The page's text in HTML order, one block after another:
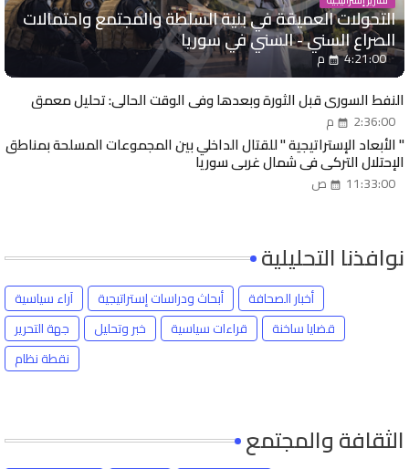
التحولات العميقة في بنية السلطة والمجتمع واحتمالات
الصراع السني - السني في سوريا
4:21:00 م
النفط السوري قبل الثورة وبعدها وفي الوقت الحالي: تحليل معمق
2:36:00 م
" الأبعاد الإستراتيجية " للقتال الداخلي بين المجموعات المسلحة بمناطق
الإحتلال التركي في شمال غربي سوريا
11:33:00 ص
نوافذنا التحليلية
آراء سياسية أبحاث ودراسات إستراتيجية
أخبار الصحافة
جهة التحرير
خبر وتحليل قراءات سياسية
قضايا ساخنة
نقطة نظام
الثقافة والمجتمع